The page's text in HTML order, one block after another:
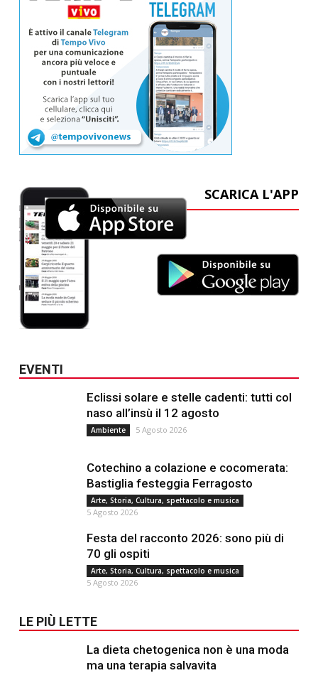
SCARICA L'APP
EVENTI
Eclissi solare e stelle cadenti: tutti col
naso all’insù il 12 agosto
Ambiente 5 Agosto 2026
Cotechino a colazione e cocomerata:
Bastiglia festeggia Ferragosto
Arte, Storia, Cultura, spettacolo e musica
5 Agosto 2026
Festa del racconto 2026: sono più di
70 gli ospiti
Arte, Storia, Cultura, spettacolo e musica
5 Agosto 2026
LE PIÙ LETTE
La dieta chetogenica non è una moda
ma una terapia salvavita